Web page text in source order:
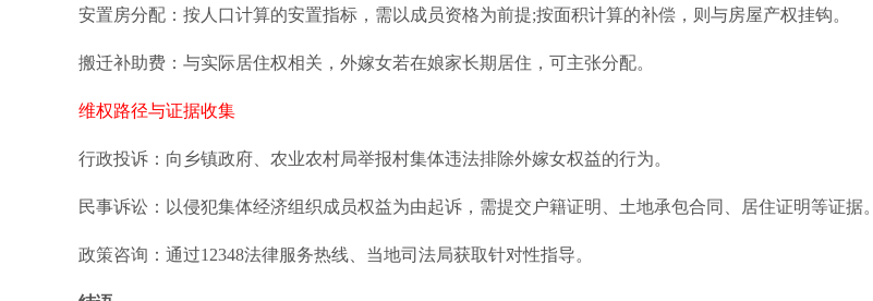
安置房分配：按人口计算的安置指标，需以成员资格为前提;按面积计算的补偿，则与房屋产权挂钩。
搬迁补助费：与实际居住权相关，外嫁女若在娘家长期居住，可主张分配。
维权路径与证据收集
行政投诉：向乡镇政府、农业农村局举报村集体违法排除外嫁女权益的行为。
民事诉讼：以侵犯集体经济组织成员权益为由起诉，需提交户籍证明、土地承包合同、居住证明等证据。
政策咨询：通过12348法律服务热线、当地司法局获取针对性指导。